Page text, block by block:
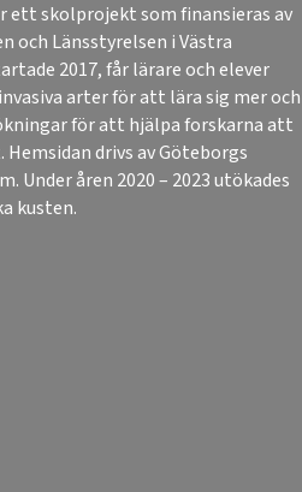
ett skolprojekt som finansieras av
och Länsstyrelsen i Västra
2017, får lärare och elever
arter för att lära sig mer och
för att hjälpa forskarna att
drivs av Göteborgs
Under åren 2020 – 2023 utökades
kusten.